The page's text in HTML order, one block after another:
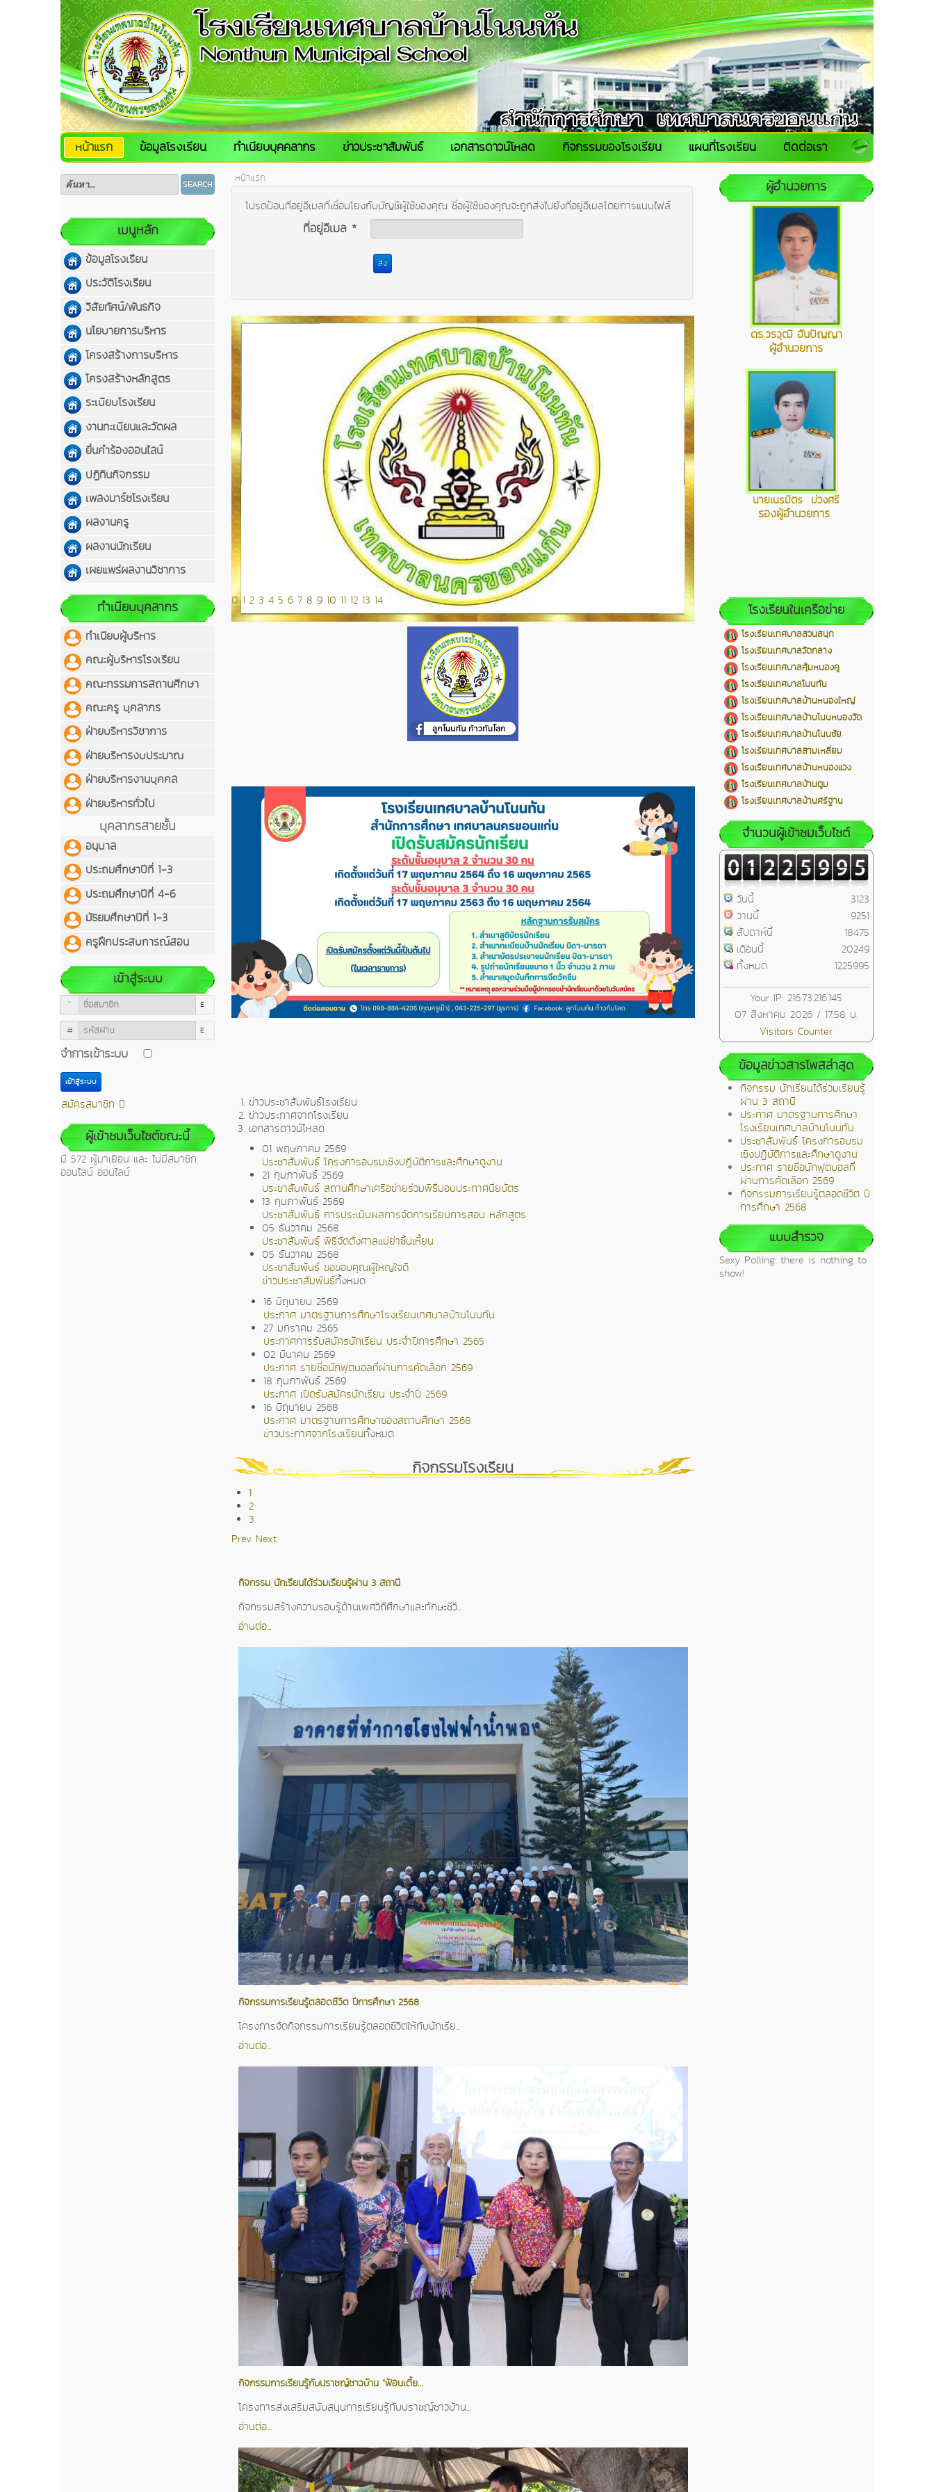
หน้าแรก ข้อมูลโรงเรียน ทำเนียบบุคคลากร ข่าวประชาสัมพันธ์ เอกสารดาวน์โหลด กิจกรรมของโรงเรียน แผนที่โรงเรียน ติดต่อเรา
SEARCH
เมนูหลัก
ข้อมูลโรงเรียน
ประวัติโรงเรียน
วิสัยทัศน์/พันธกิจ
นโยบายการบริหาร
โครงสร้างการบริหาร
โครงสร้างหลักสูตร
ระเบียบโรงเรียน
งานทะเบียนและวัดผล
ยื่นคำร้องออนไลน์
ปฏิทินกิจกรรม
เพลงมาร์ชโรงเรียน
ผลงานครู
ผลงานนักเรียน
เผยแพร่ผลงานวิชาการ
ทำเนียบบุคลากร
ทำเนียบผู้บริหาร
คณะผู้บริหารโรงเรียน
คณะกรรมการสถานศีกษา
คณะครู บุคลากร
ฝ่ายบริหารวิชาการ
ฝ่ายบริหารงบประมาณ
ฝ่ายบริหารงานบุคคล
ฝ่ายบริหารทั่วไป
บุคลากรสายชั้น
อนุบาล
ประถมศึกษาปีที่ 1-3
ประถมศึกษาปีที่ 4-6
มัธยมศึกษาปีที่ 1-3
ครูฝึกประสบการณ์สอน
เข้าสู่ระบบ
ชื่อสมาชิก
รหัสผ่าน
จำการเข้าระบบ
เข้าสู่ระบบ
สมัครสมาชิก
ผู้เข้าชมเว็บไซต์ขณะนี้
มี 572 ผู้มาเยือน และ ไม่มีสมาชิก
ออนไลน์ ออนไลน์
หน้าแรก
โปรดป้อนที่อยู่อีเมลที่เชื่อมโยงกับบัญชีผู้ใช้ของคุณ ชื่อผู้ใช้ของคุณจะถูกส่งไปยังที่อยู่อีเมลโดยการแนบไฟล์
ที่อยู่อีเมล*
ส่ง
01 2 3 4 5 6 7 8 9 10 11 12 13 14
ข่าวประชาสัมพันธ์โรงเรียน
ข่าวประกาศจากโรงเรียน
เอกสารดาวน์โหลด
01 พฤษภาคม 2569
ประชาสัมพันธ์ โครงการอบรมเชิงปฏิบัติการและศึกษาดูงาน
21 กุมภาพันธ์ 2569
ประชาสัมพันธ์ สถานศึกษาเครือข่ายร่วมพิธีมอบประกาศนียบัตร
13 กุมภาพันธ์ 2569
ประชาสัมพันธ์ การประเมินผลการจัดการเรียนการสอน หลักสูตร
05 ธันวาคม 2568
ประชาสัมพันธฺ์ พิธีจัดตั่งศาลแม่ย่าซิ้นเหี้ยน
05 ธันวาคม 2568
ประชาสัมพันธ์ ขอขอบคุณผู้ใหญ่ใจดี
ข่าวประชาสัมพันธ์ทั้งหมด
16 มิถุนายน 2569
ประกาศ มาตรฐานการศึกษาโรงเรียนเทศบาลบ้านโนนทัน
27 มกราคม 2565
ประกาศการรับสมัครนักเรียน ประจำปีการศึกษา 2565
02 มีนาคม 2569
ประกาศ รายชื่อนักฟุตบอลที่ผ่านการคัดเลือก 2569
18 กุมภาพันธ์ 2569
ประกาศ เปิดรับสมัครนักเรียน ประจำปี 2569
16 มิถุนายน 2568
ประกาศ มาตรฐานการศึกษาของสถานศึกษา 2568
ข่าวประกาศจากโรงเรียนทั้งหมด
กิจกรรมโรงเรียน
1
2
3
Prev Next
กิจกรรม นักเรียนได้ร่วมเรียนรู้ผ่าน 3 สถานี
กิจกรรมสร้างความรอบรู้ด้านเพศวิถีศึกษาและทักษะชีวิ...
อ่านต่อ...
กิจกรรมการเรียนรู้ตลอดชีวิต ปีการศึกษา 2568
โครงการจัดกิจกรรมการเรียนรู้ตลอดชีวิตให้กับนักเรีย...
อ่านต่อ...
กิจกรรมการเรียนรู้กับปราชญ์ชาวบ้าน "ฟ้อนเตี้ย…
โครงการส่งเสริมสนับสนุนการเรียนรู้กับปราชญ์ชาวบ้าน...
อ่านต่อ...
ผู้อำนวยการ
ดร.วรวุฒิ อันปัญญา
ผู้อำนวยการ
นายเนรมิตร ม่วงศรี
รองผู้อำนวยการ
โรงเรียนในเครือข่าย
โรงเรียนเทศบาลสวนสนุก
โรงเรียนเทศบาลวัดกลาง
โรงเรียนเทศบาลคุ้มหนองคู
โรงเรียนเทศบาลโนนทัน
โรงเรียนเทศบาลบ้านหนองใหญ่
โรงเรียนเทศบาลบ้านโนนหนองวัด
โรงเรียนเทศบาลบ้านโนนชัย
โรงเรียนเทศบาลสามเหลี่ยม
โรงเรียนเทศบาลบ้านหนองแวง
โรงเรียนเทศบาลบ้านตูม
โรงเรียนเทศบาลบ้านศรีฐาน
จำนวนผู้เข้าชมเว็บไซต์
วันนี้
วานนี้
สัปดาห์นี้
เดือนนี้
ทั้งหมด
3123
9251
18475
20249
1225995
Your IP: 216.73.216.145
07 สิงหาคม 2026 / 17:58 น.
Visitors Counter
ข้อมูลข่าวสารโพสล่าสุด
กิจกรรม นักเรียนได้ร่วมเรียนรู้
ผ่าน 3 สถานี
ประกาศ มาตรฐานการศึกษา
โรงเรียนเทศบาลบ้านโนนทัน
ประชาสัมพันธ์ โครงการอบรม
เชิงปฏิบัติการและศึกษาดูงาน
ประกาศ รายชื่อนักฟุตบอลที่
ผ่านการคัดเลือก 2569
กิจกรรมการเรียนรู้ตลอดชีวิต ปี
การศึกษา 2568
แบบสำรวจ
Sexy Polling: there is nothing to
show!